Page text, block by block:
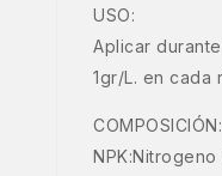
USO:
Aplicar
1gr/L. en cada
COMPOSICIÓN:
NPK:Nitrogeno